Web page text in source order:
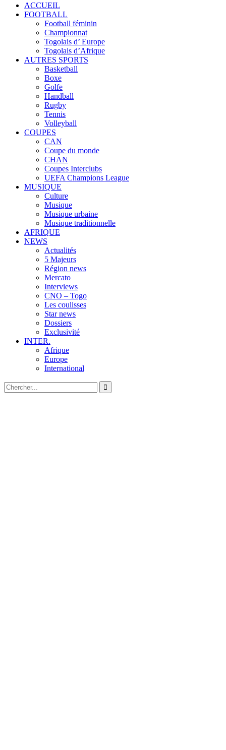
ACCUEIL
FOOTBALL
Football féminin
Championnat
Togolais d’ Europe
Togolais d’Afrique
AUTRES SPORTS
Basketball
Boxe
Golfe
Handball
Rugby
Tennis
Volleyball
COUPES
CAN
Coupe du monde
CHAN
Coupes Interclubs
UEFA Champions League
MUSIQUE
Culture
Musique
Musique urbaine
Musique traditionnelle
AFRIQUE
NEWS
Actualités
5 Majeurs
Région news
Mercato
Interviews
CNO – Togo
Les coulisses
Star news
Dossiers
Exclusivité
INTER.
Afrique
Europe
International